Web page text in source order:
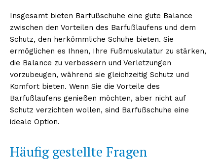
Insgesamt bieten Barfußschuhe eine gute Balance
zwischen den Vorteilen des Barfußlaufens und dem
Schutz, den herkömmliche Schuhe bieten. Sie
ermöglichen es Ihnen, Ihre Fußmuskulatur zu stärken,
die Balance zu verbessern und Verletzungen
vorzubeugen, während sie gleichzeitig Schutz und
Komfort bieten. Wenn Sie die Vorteile des
Barfußlaufens genießen möchten, aber nicht auf
Schutz verzichten wollen, sind Barfußschuhe eine
ideale Option.
Häufig gestellte Fragen